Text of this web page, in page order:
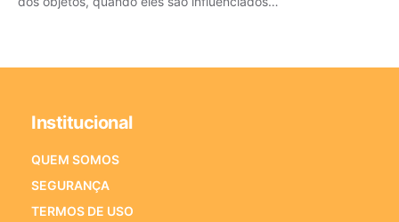
Institucional
QUEM SOMOS
SEGURANÇA
TERMOS DE USO